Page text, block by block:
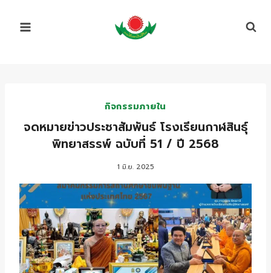
กิจกรรมภายใน
จดหมายข่าวประชาสัมพันธ์ โรงเรียนกาฬสินธุ์
พิทยาสรรพ์ ฉบับที่ 51 / ปี 2568
1 มิ.ย. 2025